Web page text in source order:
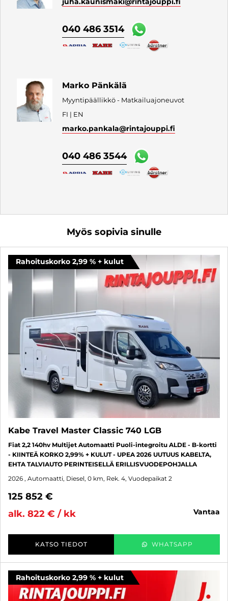
040 486 3514
Marko Pänkälä
Myyntipäällikkö - Matkailuajoneuvot
FI | EN
marko.pankala@rintajouppi.fi
040 486 3544
Myös sopivia sinulle
Rahoituskorko 2,99 % + kulut
Kabe Travel Master Classic 740 LGB
Fiat 2,2 140hv Multijet Automaatti Puoli-integroitu ALDE - B-kortti
- KIINTEÄ KORKO 2,99% + KULUT - UPEA 2026 UUTUUS KABELTA,
EHTA TALVIAUTO PERINTEISELLÄ ERILLISVUODEPOHJALLA
2026 , Automaatti, Diesel, 0 km, Rek. 4, Vuodepaikat 2
125 852 €
alk. 822 € / kk
vantaa
KATSO TIEDOT WHATSAPP
Rahoituskorko 2,99 % + kulut